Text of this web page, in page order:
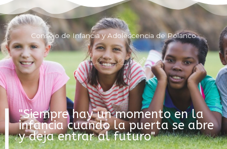
Consejo de Infancia y Adolescencia de Polanco
"Siempre hay un momento en la
infancia cuando la puerta se abre
y deja entrar al futuro"